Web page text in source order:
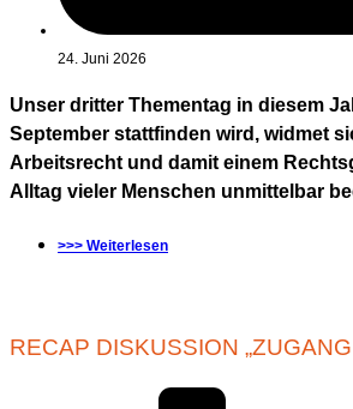
24. Juni 2026
Unser dritter Thementag in diesem
September stattfinden wird, widmet
Arbeitsrecht und damit einem
Alltag vieler Menschen unmittelbar
>>> Weiterlesen
RECAP DISKUSSION